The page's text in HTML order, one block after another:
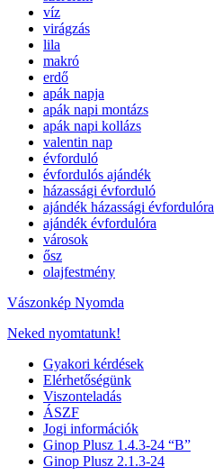
víz
virágzás
lila
makró
erdő
apák napja
apák napi montázs
apák napi kollázs
valentin nap
évforduló
évfordulós ajándék
házassági évforduló
ajándék házassági évfordulóra
ajándék évfordulóra
városok
ősz
olajfestmény
Vászonkép Nyomda
Neked nyomtatunk!
Gyakori kérdések
Elérhetőségünk
Viszonteladás
ÁSZF
Jogi információk
Ginop Plusz 1.4.3-24 “B”
Ginop Plusz 2.1.3-24